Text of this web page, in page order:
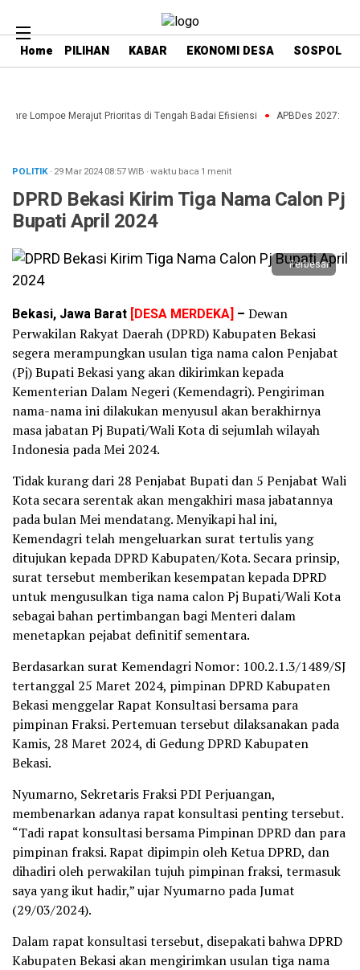
Home PILIHAN KABAR EKONOMI DESA SOSPOL
Lompoe Merajut Prioritas di Tengah Badai Efisiensi APBDes 2027:
POLITIK· 29 Mar 202408:57WIB ·waktu baca 1 menit
DPRD Bekasi Kirim Tiga Nama Calon Pj
Bupati April 2024
Perbesar
Bekasi, Jawa Barat [DESA MERDEKA] – Dewan
Perwakilan Rakyat Daerah (DPRD) Kabupaten Bekasi
segera merampungkan usulan tiga nama calon Penjabat
(Pj) Bupati Bekasi yang akan dikirimkan kepada
Kementerian Dalam Negeri (Kemendagri). Pengiriman
nama-nama ini dilakukan menyusul akan berakhirnya
masa jabatan Pj Bupati/Wali Kota di sejumlah wilayah
Indonesia pada Mei 2024.
Tidak kurang dari 28 Penjabat Bupati dan 5 Penjabat Wali
Kota secara serentak akan mengakhiri masa jabatannya
pada bulan Mei mendatang. Menyikapi hal ini,
Kemendagri telah mengeluarkan surat tertulis yang
ditujukan kepada DPRD Kabupaten/Kota. Secara prinsip,
surat tersebut memberikan kesempatan kepada DPRD
untuk mengusulkan tiga nama calon Pj Bupati/Wali Kota
sebagai bahan pertimbangan bagi Menteri dalam
menetapkan pejabat definitif sementara.
Berdasarkan surat Kemendagri Nomor: 100.2.1.3/1489/SJ
tertanggal 25 Maret 2024, pimpinan DPRD Kabupaten
Bekasi menggelar Rapat Konsultasi bersama para
pimpinan Fraksi. Pertemuan tersebut dilaksanakan pada
Kamis, 28 Maret 2024, di Gedung DPRD Kabupaten
Bekasi.
Nyumarno, Sekretaris Fraksi PDI Perjuangan,
membenarkan adanya rapat konsultasi penting tersebut.
“Tadi rapat konsultasi bersama Pimpinan DPRD dan para
pimpinan fraksi. Rapat dipimpin oleh Ketua DPRD, dan
dihadiri oleh perwakilan tujuh pimpinan fraksi, termasuk
saya yang ikut hadir,” ujar Nyumarno pada Jumat
(29/03/2024).
Dalam rapat konsultasi tersebut, disepakati bahwa DPRD
Kabupaten Bekasi akan mengirimkan usulan tiga nama